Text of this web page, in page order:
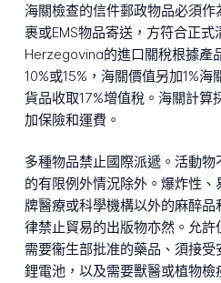
海關檢查的信件郵政物品必須
裹或EMS物品寄送，方符合正
Herzegovina的進口關稅根據產
10%或15%，海關價值另加1%
貨品收取17%增值稅。海關計算
加保險和運費。
多種物品禁止國際派遞。活動
的有限例外情況除外。爆炸性
牌醫療或科學機構以外的麻醉
律禁止貿易的出版物亦然。允
需要衞生部批准的藥品、須接
鋰電池，以及需要獸醫或植物